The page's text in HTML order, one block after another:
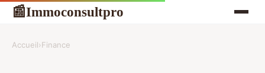
📰Immoconsultpro
Accueil›Finance